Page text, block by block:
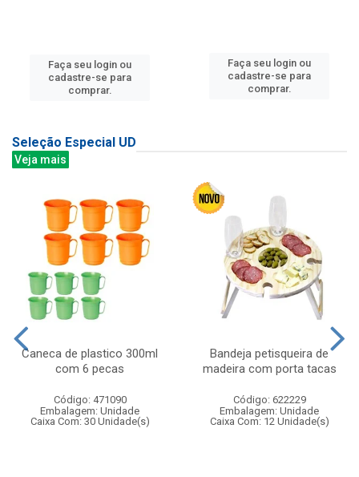
Faça seu login ou
cadastre-se para
comprar.
Faça seu login ou
cadastre-se para
comprar.
Seleção Especial UD
Veja mais
Caneca de plastico 300ml
com 6 pecas
Código: 471090
Embalagem: Unidade
Caixa Com: 30 Unidade(s)
Bandeja petisqueira de
madeira com porta tacas
Código: 622229
Embalagem: Unidade
Caixa Com: 12 Unidade(s)